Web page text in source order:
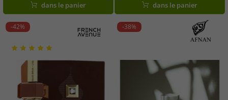
dans le panier dans le panier
-42% -38%